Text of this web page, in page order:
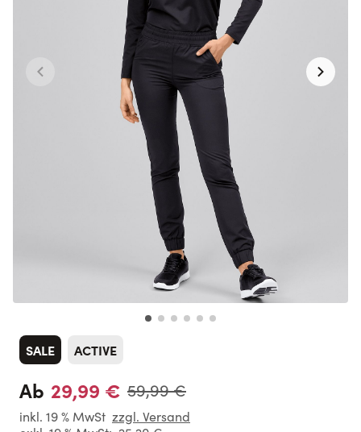
SALE ACTIVE
Ab 29,99 € 59,99 €
inkl. 19 % MwSt zzgl. Versand